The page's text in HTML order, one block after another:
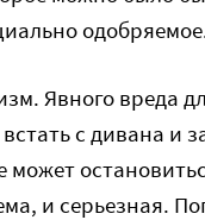
Явного вреда
с дивана и
может
и серьезная.